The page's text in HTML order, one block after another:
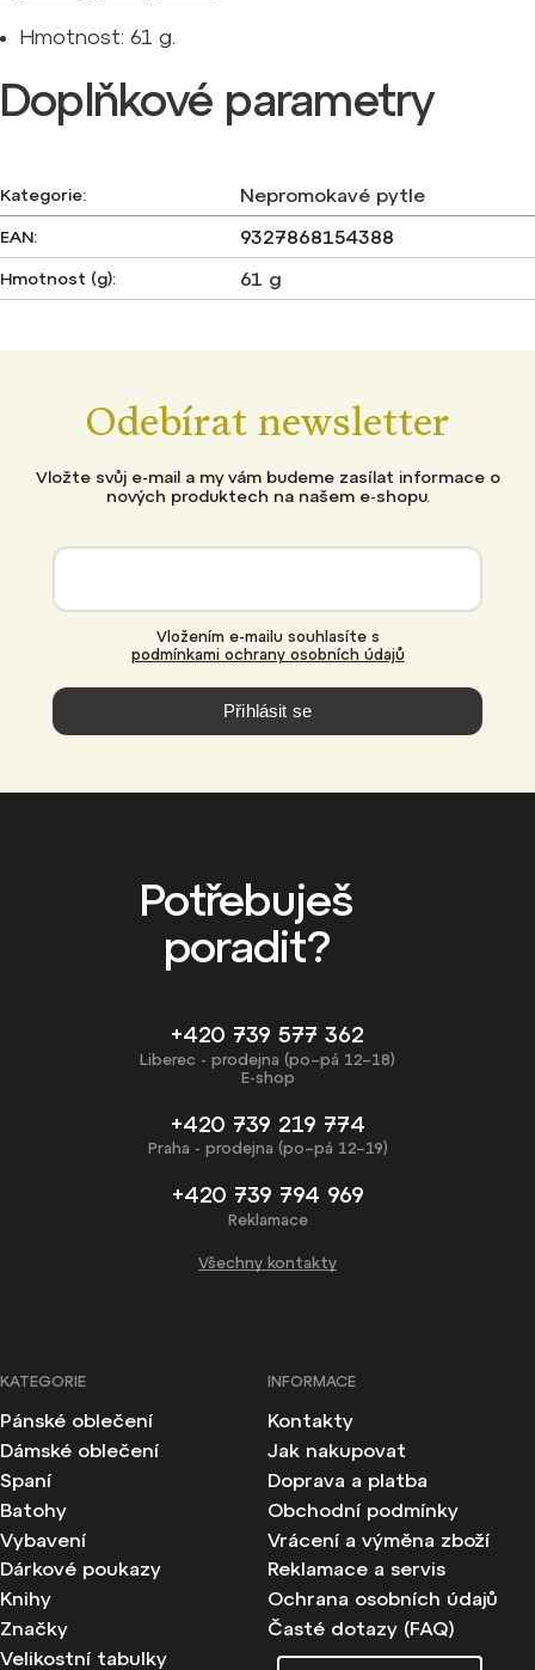
Hmotnost: 61 g.
Doplňkové parametry
Kategorie: Nepromokavé pytle
EAN: 9327868154388
Hmotnost (g): 61 g
Odebírat newsletter
Vložte svůj e-mail a my vám budeme zasílat informace o
nových produktech na našem e-shopu.
podmínkami ochrany osobních údajů
Přihlásit se
Potřebuješ
poradit?
+420 739 577 362
Liberec - prodejna (po–pá 12–18)
E-shop
+420 739 219 774
Praha - prodejna (po–pá 12–19)
+420 739 794 969
Reklamace
Všechny kontakty
KATEGORIE
Pánské oblečení
Dámské oblečení
Spaní
Batohy
Vybavení
Dárkové poukazy
Knihy
Značky
Velikostní tabulky
INFORMACE
Kontakty
Jak nakupovat
Doprava a platba
Obchodní podmínky
Vrácení a výměna zboží
Reklamace a servis
Ochrana osobních údajů
Časté dotazy (FAQ)